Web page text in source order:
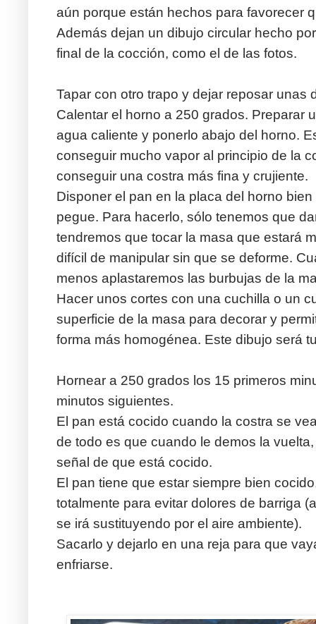
aún porque están hechos para favorecer
Además dejan un dibujo circular hecho
final de la cocción, como el de las fotos.
Tapar con otro trapo y dejar reposar unas
Calentar el horno a 250 grados. Preparar
agua caliente y ponerlo abajo del horno.
conseguir mucho vapor al principio de la
conseguir una costra más fina y crujiente.
Disponer el pan en la placa del horno
pegue. Para hacerlo, sólo tenemos que
tendremos que tocar la masa que estará
difícil de manipular sin que se deforme.
menos aplastaremos las burbujas de la
Hacer unos cortes con una cuchilla o un
superficie de la masa para decorar y
forma más homogénea. Este dibujo será
Hornear a 250 grados los 15 primeros
minutos siguientes.
El pan está cocido cuando la costra se
de todo es que cuando le demos la
señal de que está cocido.
El pan tiene que estar siempre bien
totalmente para evitar dolores de barriga
se irá sustituyendo por el aire ambiente).
Sacarlo y dejarlo en una reja para que
enfriarse.